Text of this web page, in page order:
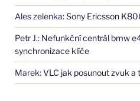
Ales zelenka:Sony Ericsson
Petr J.: Nefunkční centrál bmw
synchronizace klíče
Marek:VLC jak posunout zvuk a